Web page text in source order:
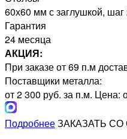
60х60 мм с заглушкой, шаг
Гарантия
24 месяца
АКЦИЯ:
При заказе от 69 п.м
Поставщики металла:
от 2 300 руб. за п.м. Цена:
ПодробнееЗАКАЗАТЬ